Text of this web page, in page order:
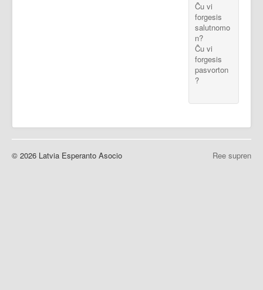
Ĉu vi
forgesis
salutnomo
n?
Ĉu vi
forgesis
pasvorton
?
Ree supren
© 2026 Latvia Esperanto Asocio